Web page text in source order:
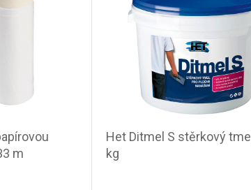
m
Het Ditmel S stěrkový
kg